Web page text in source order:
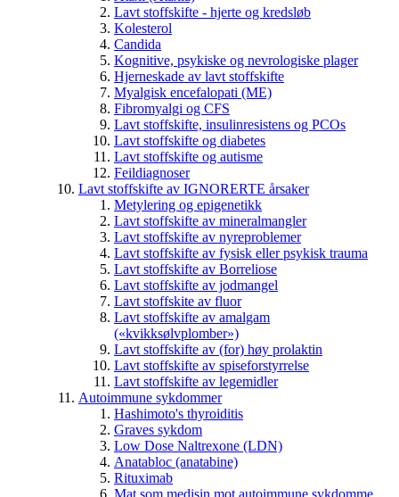
Lavt stoffskifte - hjerte og kredsløb
Kolesterol
Candida
Kognitive, psykiske og nevrologiske plager
Hjerneskade av lavt stoffskifte
Myalgisk encefalopati (ME)
Fibromyalgi og CFS
Lavt stoffskifte, insulinresistens og PCOs
Lavt stoffskifte og diabetes
Lavt stoffskifte og autisme
Feildiagnoser
Lavt stoffskifte av IGNORERTE årsaker
Metylering og epigenetikk
Lavt stoffskifte av mineralmangler
Lavt stoffskifte av nyreproblemer
Lavt stoffskifte av fysisk eller psykisk trauma
Lavt stoffskifte av Borreliose
Lavt stoffskifte av jodmangel
Lavt stoffskite av fluor
Lavt stoffskifte av amalgam
(«kvikksølvplomber»)
Lavt stoffskifte av (for) høy prolaktin
Lavt stoffskifte av spiseforstyrrelse
Lavt stoffskifte av legemidler
Autoimmune sykdommer
Hashimoto's thyroiditis
Graves sykdom
Low Dose Naltrexone (LDN)
Anatabloc (anatabine)
Rituximab